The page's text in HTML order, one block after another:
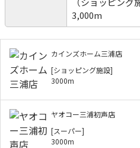
3,000m
カインズホーム三浦店
[ショッピング施設]
3000m
ヤオコー三浦初声店
[スーパー]
3000m